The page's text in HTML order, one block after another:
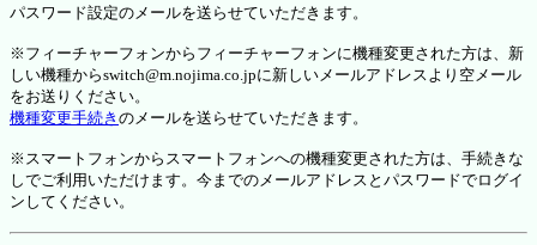
パスワード設定のメールを送らせていただきます。
※フィーチャーフォンからフィーチャーフォンに機種変更された方は、新
しい機種からswitch@m.nojima.co.jpに新しいメールアドレスより空メール
をお送りください。
機種変更手続き のメールを送らせていただきます。
※スマートフォンからスマートフォンへの機種変更された方は、手続きな
しでご利用いただけます。今までのメールアドレスとパスワードでログイ
ンしてください。